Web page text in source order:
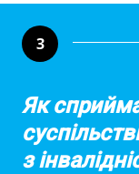
3
Як
з